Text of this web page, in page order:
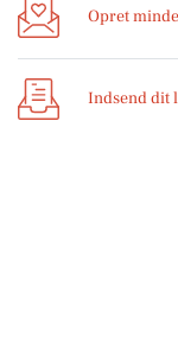
Opret
Indsend dit